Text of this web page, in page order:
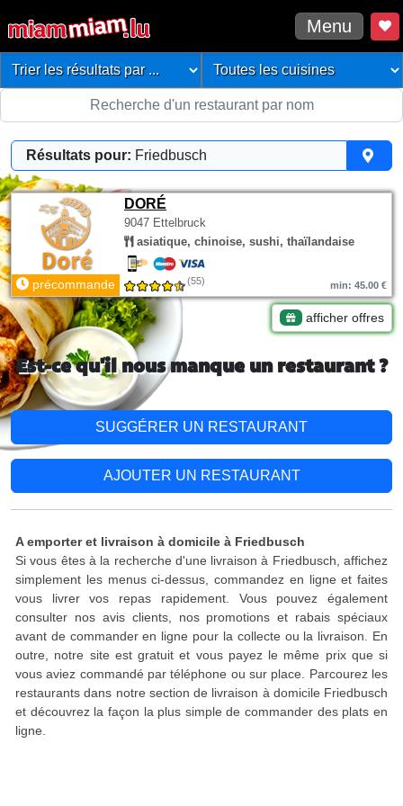
Menu
Résultats pour: Friedbusch
DORÉ
9047 Ettelbruck
asiatique, chinoise, sushi, thaïlandaise
précommande (55) min: 45.00 €
afficher offres
Est-ce qu'il nous manque un restaurant ?
SUGGÉRER UN RESTAURANT
AJOUTER UN RESTAURANT
A emporter et livraison à domicile à Friedbusch
Si vous êtes à la recherche d'une livraison à Friedbusch, affichez
simplement les menus ci-dessus, commandez en ligne et faites
vous livrer vos repas rapidement. Vous pouvez également
consulter nos avis clients, nos promotions et rabais spéciaux
avant de commander en ligne pour la collecte ou la livraison. En
outre, notre site est gratuit et vous payez le même prix que si
vous aviez commandé par téléphone ou sur place. Parcourez les
restaurants dans notre section de livraison à domicile Friedbusch
et découvrez la façon la plus simple de commander des plats en
ligne.